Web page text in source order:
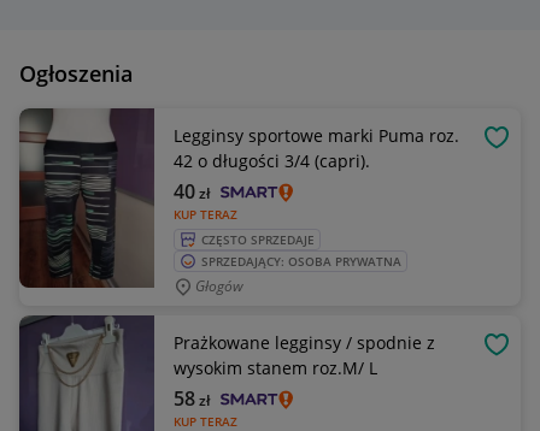
Ogłoszenia
Legginsy sportowe marki Puma roz.
42 o długości 3/4 (capri).
KUP TERAZ
40zł
CZĘSTO SPRZEDAJE
SPRZEDAJĄCY: OSOBA PRYWATNA
Głogów
Prażkowane legginsy / spodnie z
wysokim stanem roz.M/ L
KUP TERAZ
58zł